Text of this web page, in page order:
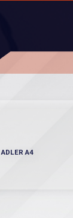
ADLER A4